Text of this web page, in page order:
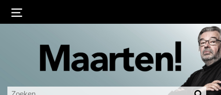
Ingelogd blijven